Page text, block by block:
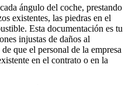
ángulo del coche, prestando
existentes, las piedras en el
Esta documentación es tu
injustas de daños al
que el personal de la empresa
en el contrato o en la